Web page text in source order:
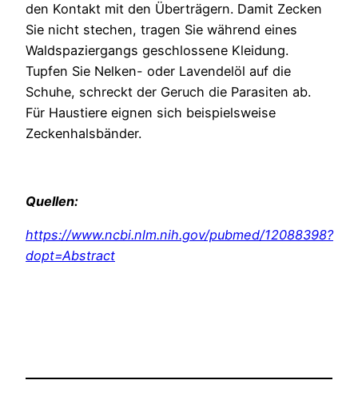
den Kontakt mit den Überträgern. Damit Zecken
Sie nicht stechen, tragen Sie während eines
Waldspaziergangs geschlossene Kleidung.
Tupfen Sie Nelken- oder Lavendelöl auf die
Schuhe, schreckt der Geruch die Parasiten ab.
Für Haustiere eignen sich beispielsweise
Zeckenhalsbänder.
Quellen:
https://www.ncbi.nlm.nih.gov/pubmed/12088398?
dopt=Abstract